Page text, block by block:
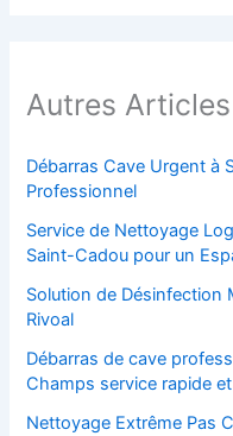
Autres Articles
Débarras Cave Urgent à
Professionnel
Service de Nettoyage
Saint-Cadou pour un
Solution de Désinfection
Rivoal
Débarras de cave
Champs service rapide
Nettoyage Extrême Pas